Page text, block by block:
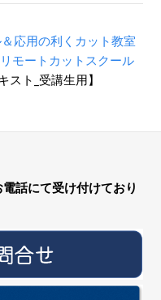
応用の利くカット教室
モートカットスクール
スト_受講生用】
話にて受け付けており